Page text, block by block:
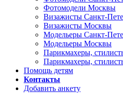
Фотомодели Москвы
Визажисты Санкт-
Визажисты Москвы
Модельеры Санкт-
Модельеры Москвы
Парикмахеры,
Парикмахеры,
Помощь детям
Контакты
Добавить анкету